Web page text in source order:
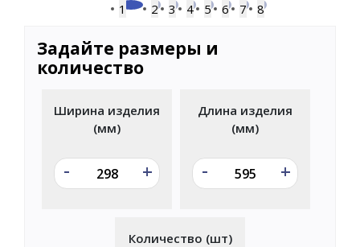
1 2 3 4 5 6 7 8
Задайте размеры и
количество
Ширина изделия
(мм)
- +
Длина изделия
(мм)
- +
Количество (шт)